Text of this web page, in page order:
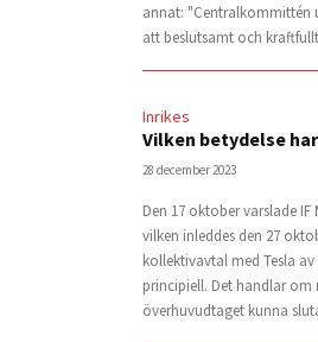
annat: "Centralkommittén
att beslutsamt och
Inrikes
Vilken betydelse
28 december 2023
Den 17 oktober varslade
vilken inleddes den 27
kollektivavtal med Tesla
principiell. Det handlar om
överhuvudtaget kunna